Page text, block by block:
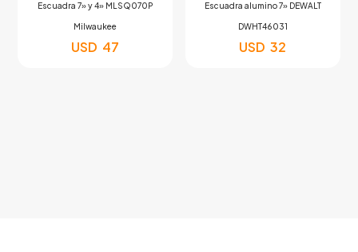
Escuadra 7» y 4» MLSQ070P
Milwaukee
USD 47
Escuadra alumino 7» DEWALT
DWHT46031
USD 32